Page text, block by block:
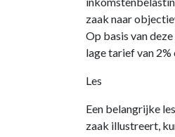
zaak naar
Op basis van
lage tarief van
Les
Een belangrijke
zaak illustreert,